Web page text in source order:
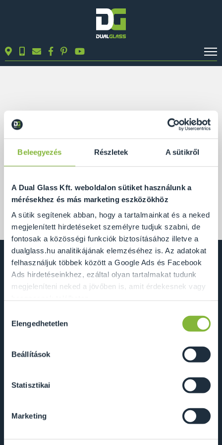
Beleegyezés Részletek A sütikről
A Dual Glass Kft. weboldalon sütiket használunk a
mérésekhez és más marketing eszközökhöz
A sütik segítenek abban, hogy a tartalmainkat és a neked
megjelenített hirdetéseket személyre tudjuk szabni, de
fontosak a közösségi funkciók biztosításához illetve a
dualglass.hu analitikájának elemzéséhez is. Az adatokat
felhasználjuk többek között a Google Ads és Facebook
Ads hirdetéseinkhez, ezáltal olyan tartalmakat tudunk
megjeleníteni neked a jövőben is, amit érdekesnek vagy
Ennek a biztosításához
arra kérünk, hogy engedd meg
Természetesen
soha semmilyen formában nem fogunk visszaélni ezzel
és később bármikor megváltoztathatod a döntésed ezzel
kiválasztása
Elengedhetetlen
Beállítások
Statisztikai
Marketing
KAPCSOLAT
Keresés
Dual Glass Kft.
2241 Sülysáp, Ipar utca 14/A
+36 20 211 51 51
ÁSZF
RAL színkódok
Letölthető dokumentumok